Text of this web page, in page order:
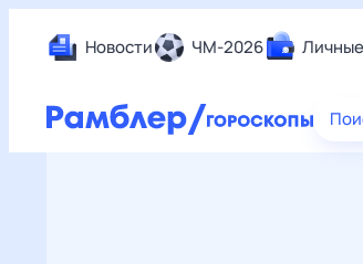
Новости ЧМ-2026